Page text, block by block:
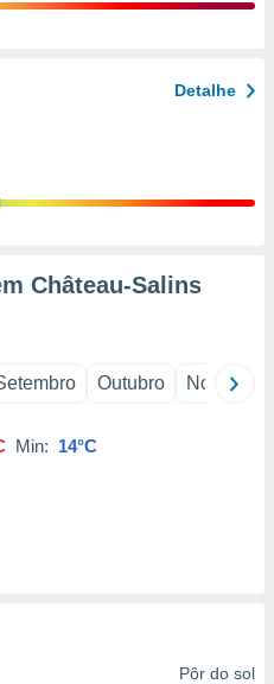
Detalhe
Château-Salins
Outubro Novembro
Min: 14°C
Pôr do sol